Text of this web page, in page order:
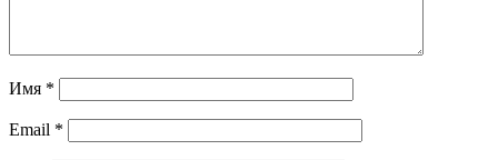
Имя *
Email *